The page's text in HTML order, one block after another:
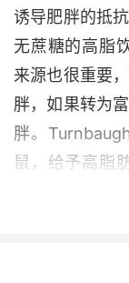
诱导肥胖的抵
无蔗糖的高脂
来源也很重要
胖，如果转为
胖。
鼠，给予高脂
明饮食对肠道
之上。近来报
的相互作用，